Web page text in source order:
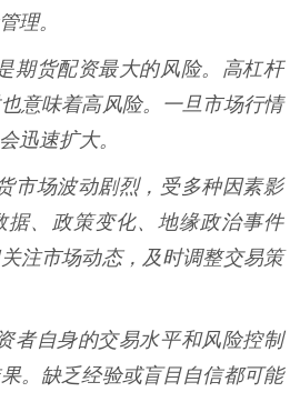
理。
期货配资最大的风险。高杠杆
意味着高风险。一旦市场行情
迅速扩大。
市场波动剧烈，受多种因素影
据、政策变化、地缘政治事件
注市场动态，及时调整交易策
者自身的交易水平和风险控制
。缺乏经验或盲目自信都可能